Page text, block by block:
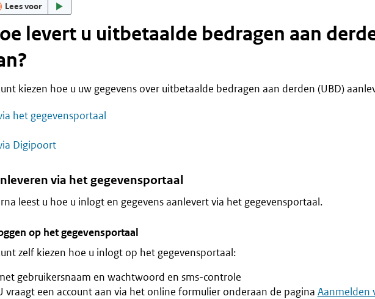
Lees voor
levert u uitbetaalde bedragen aan
kiezen hoe u uw gegevens over uitbetaalde bedragen aan derden (UBD)
het gegevensportaal
Digipoort
via het gegevensportaal
leest u hoe u inlogt en gegevens aanlevert via het gegevensportaal.
op het gegevensportaal
zelf kiezen hoe u inlogt op het gegevensportaal:
gebruikersnaam en wachtwoord en sms-controle
vraagt een account aan via het online formulier onderaan de pagina Aanmelden